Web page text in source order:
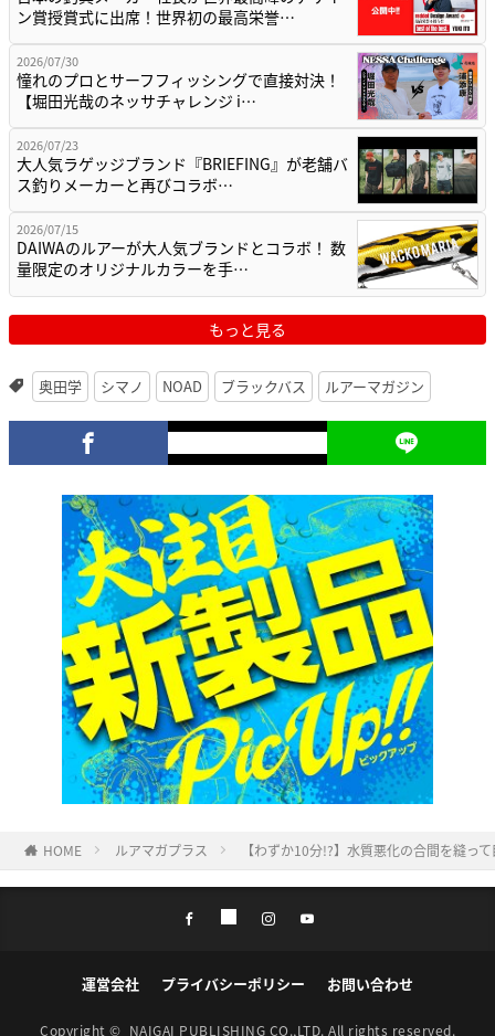
ン賞授賞式に出席！世界初の最高栄誉…
2026/07/30
憧れのプロとサーフフィッシングで直接対決！
【堀田光哉のネッサチャレンジ i…
2026/07/23
大人気ラゲッジブランド『BRIEFING』が老舗バ
ス釣りメーカーと再びコラボ…
2026/07/15
DAIWAのルアーが大人気ブランドとコラボ！ 数
量限定のオリジナルカラーを手…
もっと見る
奥田学 シマノ NOAD ブラックバス ルアーマガジン
HOME ルアマガプラス 【わずか10分!?】水質悪化の合間を縫っ
運営会社 プライバシーポリシー お問い合わせ
Copyright © NAIGAI PUBLISHING CO.,LTD. All rights reserved.